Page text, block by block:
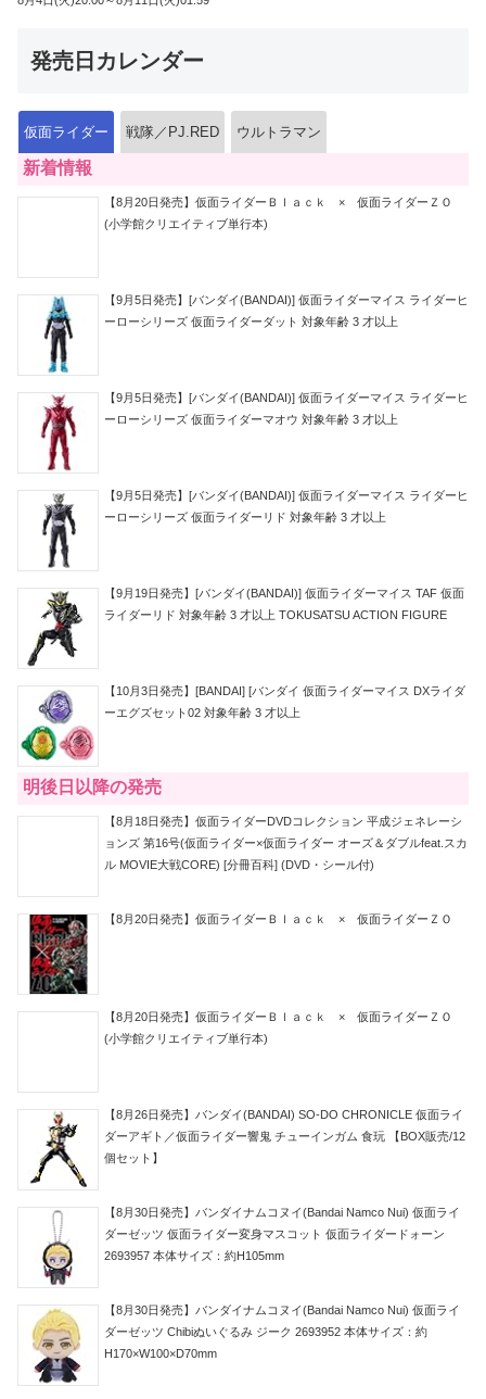
発売日カレンダー
仮面ライダー 戦隊／PJ.RED ウルトラマン
新着情報
【8月20日発売】仮面ライダーＢｌａｃｋ × 仮面ライダーＺＯ
(小学館クリエイティブ単行本)
【9月5日発売】[バンダイ(BANDAI)] 仮面ライダーマイス ライダーヒ
ーローシリーズ 仮面ライダーダット 対象年齢 3 才以上
【9月5日発売】[バンダイ(BANDAI)] 仮面ライダーマイス ライダーヒ
ーローシリーズ 仮面ライダーマオウ 対象年齢 3 才以上
【9月5日発売】[バンダイ(BANDAI)] 仮面ライダーマイス ライダーヒ
ーローシリーズ 仮面ライダーリド 対象年齢 3 才以上
【9月19日発売】[バンダイ(BANDAI)] 仮面ライダーマイス TAF 仮面
ライダーリド 対象年齢 3 才以上 TOKUSATSU ACTION FIGURE
【10月3日発売】[BANDAI] [バンダイ 仮面ライダーマイス DXライダ
ーエグズセット02 対象年齢 3 才以上
明後日以降の発売
【8月18日発売】仮面ライダーDVDコレクション 平成ジェネレーシ
ョンズ 第16号(仮面ライダー×仮面ライダー オーズ＆ダブルfeat.スカ
ル MOVIE大戦CORE) [分冊百科] (DVD・シール付)
【8月20日発売】仮面ライダーＢｌａｃｋ × 仮面ライダーＺＯ
【8月20日発売】仮面ライダーＢｌａｃｋ × 仮面ライダーＺＯ
(小学館クリエイティブ単行本)
【8月26日発売】バンダイ(BANDAI) SO-DO CHRONICLE 仮面ライ
ダーアギト／仮面ライダー響鬼 チューインガム 食玩 【BOX販売/12
個セット】
【8月30日発売】バンダイナムコヌイ(Bandai Namco Nui) 仮面ライ
ダーゼッツ 仮面ライダー変身マスコット 仮面ライダードォーン
2693957 本体サイズ：約H105mm
【8月30日発売】バンダイナムコヌイ(Bandai Namco Nui) 仮面ライ
ダーゼッツ Chibiぬいぐるみ ジーク 2693952 本体サイズ：約
H170×W100×D70mm